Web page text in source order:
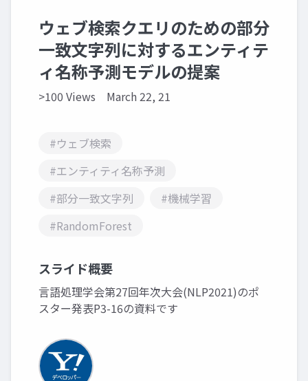
ウェブ検索クエリのための部分
一致文字列に対するエンティテ
ィ名称予測モデルの提案
>100 Views March 22, 21
#ウェブ検索
#エンティティ名称予測
#部分一致文字列
#機械学習
#RandomForest
スライド概要
言語処理学会第27回年次大会(NLP2021)のポ
スター発表P3-16の資料です